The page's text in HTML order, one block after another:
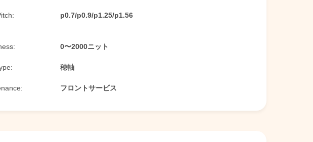
p0.7/p0.9/p1.25/p1.56
0〜2000ニット
穂軸
フロントサービス